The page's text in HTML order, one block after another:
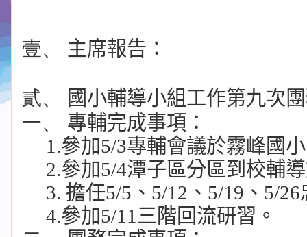
壹、 主席報告：
貳、
國小輔導小組工作第九次
一、
專輔完成事項：
1.參加5/3專輔會議於霧峰國
2.參加5/4潭子區分區到校輔
3. 擔任5/5 、 5/12 、 5/19 、 5/26
4.參加5/11 三階回流研習。